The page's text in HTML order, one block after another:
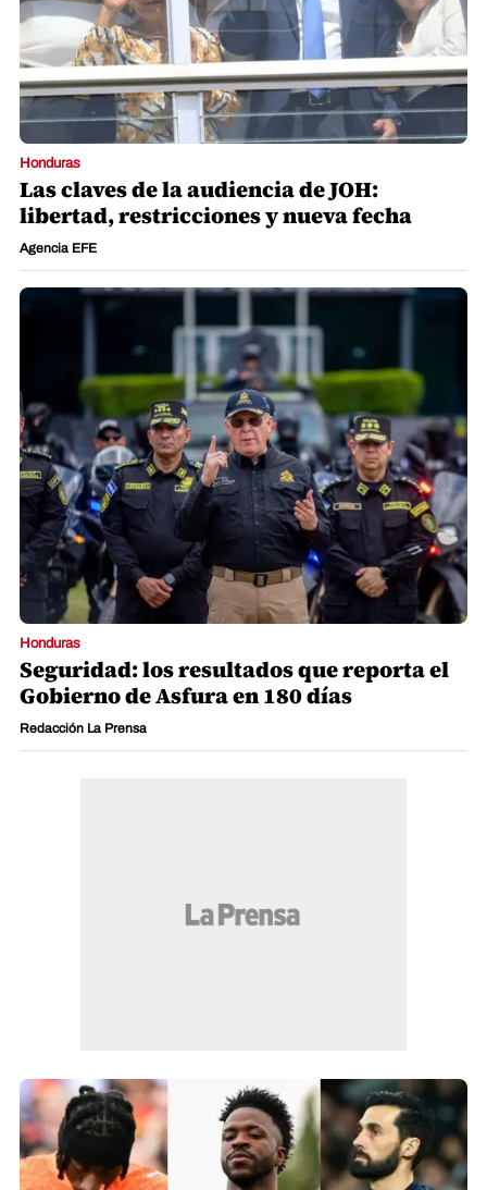
Honduras
Las claves de la audiencia de JOH:
libertad, restricciones y nueva fecha
Agencia EFE
Honduras
Seguridad: los resultados que reporta el
Gobierno de Asfura en 180 días
Redacción La Prensa